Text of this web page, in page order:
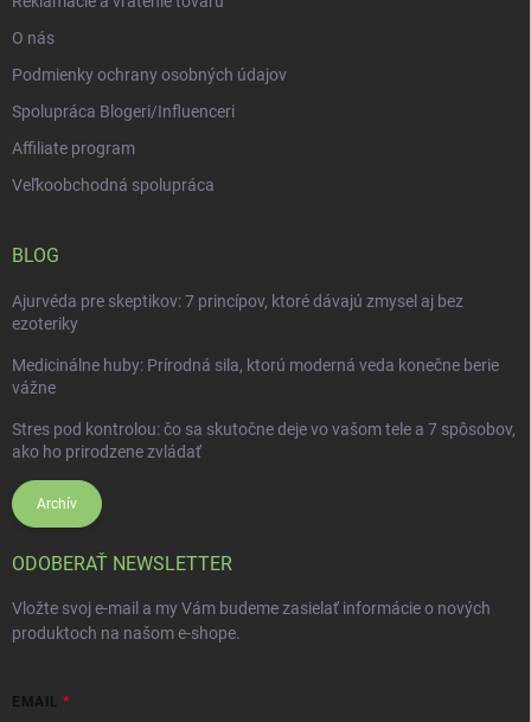
O nás
Podmienky ochrany osobných údajov
Spolupráca Blogeri/Influenceri
Affiliate program
Veľkoobchodná spolupráca
BLOG
Ajurvéda pre skeptikov: 7 princípov, ktoré dávajú zmysel aj bez
ezoteriky
Medicinálne huby: Prírodná sila, ktorú moderná veda konečne berie
vážne
Stres pod kontrolou: čo sa skutočne deje vo vašom tele a 7 spôsobov,
ako ho prirodzene zvládať
Archív
ODOBERAŤ NEWSLETTER
Vložte svoj e-mail a my Vám budeme zasielať informácie o nových
produktoch na našom e-shope.
EMAIL